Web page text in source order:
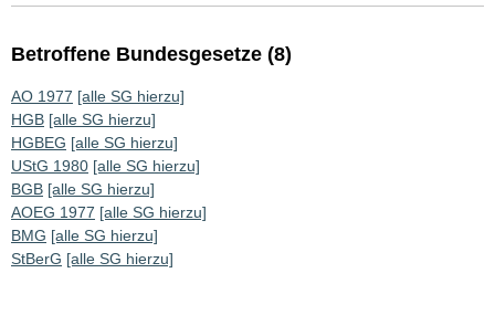
Betroffene Bundesgesetze (8)
AO 1977 [alle SG hierzu]
HGB [alle SG hierzu]
HGBEG [alle SG hierzu]
UStG 1980 [alle SG hierzu]
BGB [alle SG hierzu]
AOEG 1977 [alle SG hierzu]
BMG [alle SG hierzu]
StBerG [alle SG hierzu]